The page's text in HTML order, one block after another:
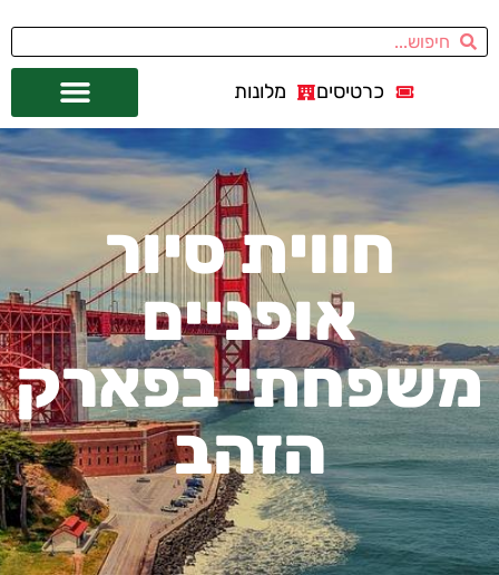
כרטיסים מלונות
חווית סיור
אופניים
משפחתי בפארק
הזהב